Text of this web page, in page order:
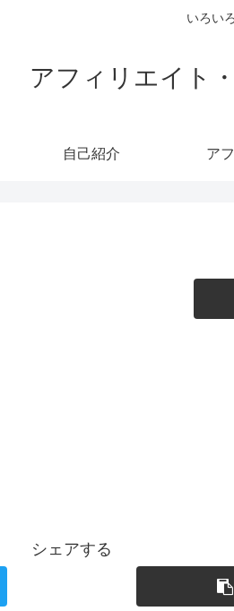
いろい
アフィリエイト
自己紹介 ア
シェアする